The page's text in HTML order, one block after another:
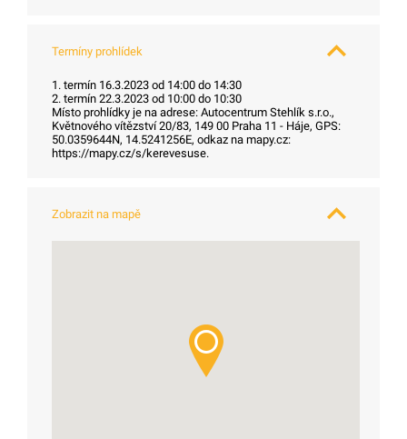
Termíny prohlídek
1. termín 16.3.2023 od 14:00 do 14:30
2. termín 22.3.2023 od 10:00 do 10:30
Místo prohlídky je na adrese: Autocentrum Stehlík s.r.o.,
Květnového vítězství 20/83, 149 00 Praha 11 - Háje, GPS:
50.0359644N, 14.5241256E, odkaz na mapy.cz:
https://mapy.cz/s/kerevesuse.
Zobrazit na mapě